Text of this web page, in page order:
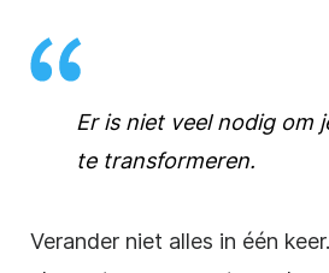
Er is niet veel nodig om
te transformeren.
Verander niet alles in één